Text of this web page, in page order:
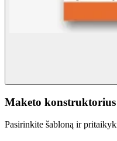
Maketo konstruktorius
Pasirinkite šabloną ir